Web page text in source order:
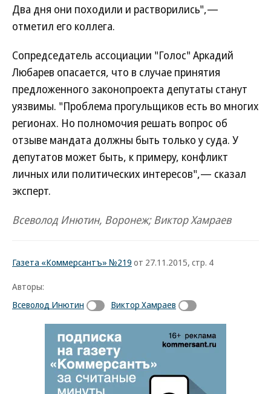
Два дня они походили и растворились",—
отметил его коллега.
Сопредседатель ассоциации "Голос" Аркадий
Любарев опасается, что в случае принятия
предложенного законопроекта депутаты станут
уязвимы. "Проблема прогульщиков есть во многих
регионах. Но полномочия решать вопрос об
отзыве мандата должны быть только у суда. У
депутатов может быть, к примеру, конфликт
личных или политических интересов",— сказал
эксперт.
Всеволод Инютин, Воронеж; Виктор Хамраев
Газета «Коммерсантъ» №219 от 27.11.2015, стр. 4
Авторы:
Всеволод Инютин
Виктор Хамраев